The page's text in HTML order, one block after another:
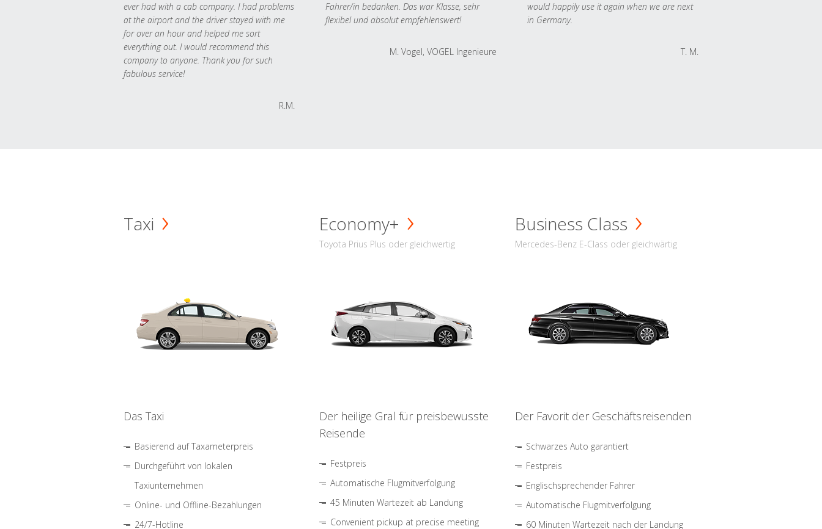
ever had with a cab company. I had problems
at the airport and the driver stayed with me
for over an hour and helped me sort
everything out. I would recommend this
company to anyone. Thank you for such
fabulous service!
R.M.
Fahrer/in bedanken. Das war Klasse, sehr
flexibel und absolut empfehlenswert!
M. Vogel, VOGEL Ingenieure
would happily use it again when we are next
in Germany.
T. M.
Taxi
Das Taxi
Basierend auf Taxameterpreis
Durchgeführt von lokalen
Taxiunternehmen
Online- und Offline-Bezahlungen
24/7-Hotline
Economy+
Toyota Prius Plus oder gleichwertig
Der heilige Gral für preisbewusste
Reisende
Festpreis
Automatische Flugmitverfolgung
45 Minuten Wartezeit ab Landung
Convenient pickup at precise meeting
Business Class
Mercedes-Benz E-Class oder gleichwärtig
Der Favorit der Geschäftsreisenden
Schwarzes Auto garantiert
Festpreis
Englischsprechender Fahrer
Automatische Flugmitverfolgung
60 Minuten Wartezeit nach der Landung